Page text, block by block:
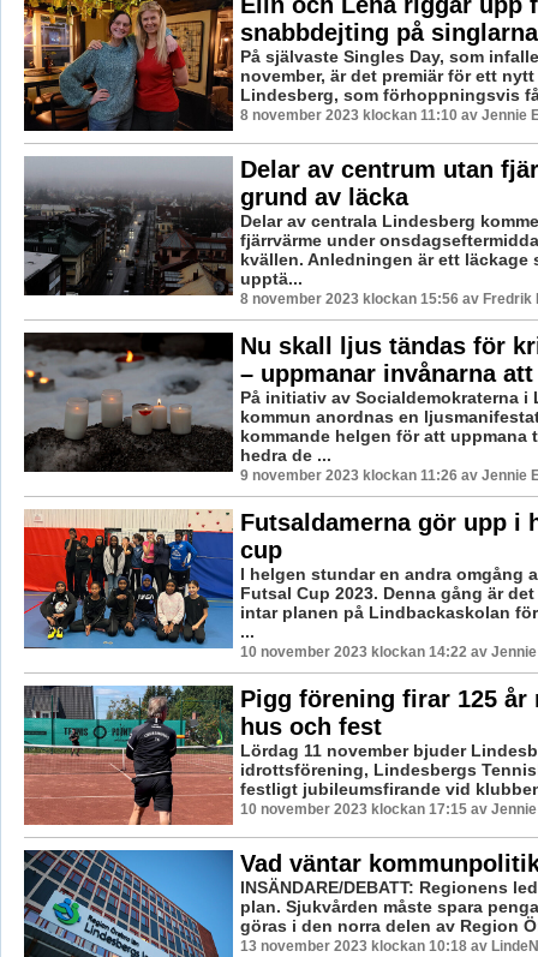
snabbdejting på
På självaste Singles Day, som
november, är det premiär för ett
Lindesberg, som förhoppningsvis
8 november 2023 klockan 11:10 av Jennie
Delar av centrum utan
grund av läcka
Delar av centrala Lindesberg
fjärrvärme under
kvällen. Anledningen är ett läckage
upptä...
8 november 2023 klockan 15:56 av Fredrik
Nu skall ljus tändas för
– uppmanar invånarna
På initiativ av Socialdemokraterna i
kommun anordnas en
kommande helgen för att uppmana
hedra de ...
9 november 2023 klockan 11:26 av Jennie
Futsaldamerna gör upp i
cup
I helgen stundar en andra omgång
Futsal Cup 2023. Denna gång är
intar planen på Lindbackaskolan
...
10 november 2023 klockan 14:22 av
Pigg förening firar 125 år
hus och fest
Lördag 11 november bjuder
idrottsförening, Lindesbergs
festligt jubileumsfirande vid
10 november 2023 klockan 17:15 av
Vad väntar
INSÄNDARE/DEBATT: Regionens
plan. Sjukvården måste spara
göras i den norra delen av Region
13 november 2023 klockan 10:18 av